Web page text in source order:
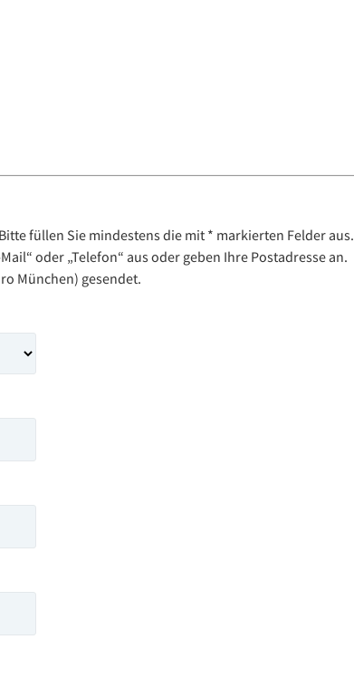
füllen Sie mindestens die mit * markierten Felder aus.
oder „Telefon“ aus oder geben Ihre Postadresse an.
München) gesendet.